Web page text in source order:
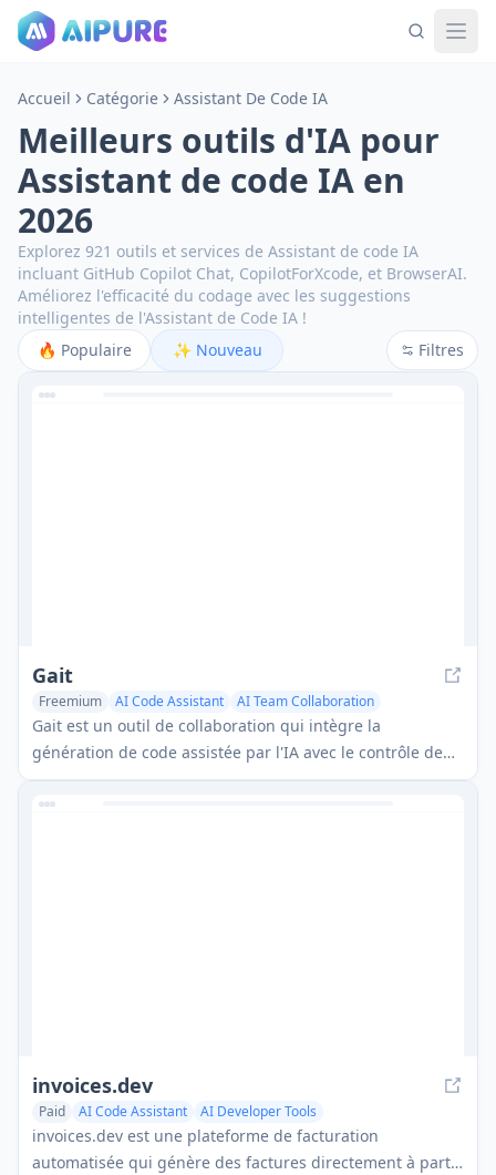
Accueil Catégorie Assistant De Code IA
Meilleurs outils d'IA pour
Assistant de code IA en
2026
Explorez 921 outils et services de Assistant de code IA
incluant GitHub Copilot Chat, CopilotForXcode, et BrowserAI.
Améliorez l'efficacité du codage avec les suggestions
intelligentes de l'Assistant de Code IA !
🔥 Populaire ✨ Nouveau Filtres
Gait
Freemium AI Code Assistant AI Team Collaboration
Gait est un outil de collaboration qui intègre la
génération de code assistée par l'IA avec le contrôle de
version, permettant aux équipes de suivre, comprendre
et partager efficacement le contexte du code généré par
invoices.dev
Paid AI Code Assistant AI Developer Tools
invoices.dev est une plateforme de facturation
automatisée qui génère des factures directement à partir